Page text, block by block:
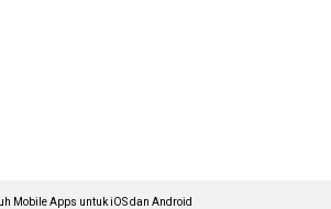
Mobile Apps untuk iOS dan Android